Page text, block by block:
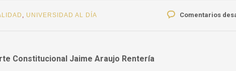
, UNIVERSIDAD AL DÍA Comentarios
Constitucional Jaime Araujo Rentería